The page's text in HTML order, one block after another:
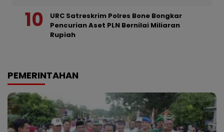
URC Satreskrim Polres Bone Bongkar
Pencurian Aset PLN Bernilai Miliaran
Rupiah
PEMERINTAHAN